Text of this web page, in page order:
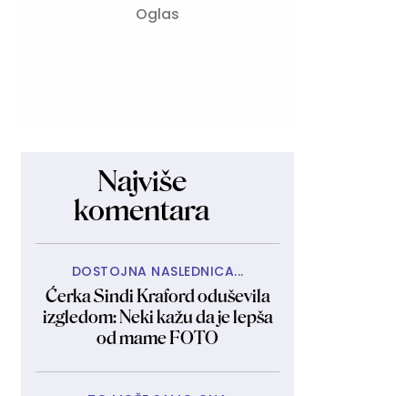
Najviše
komentara
DOSTOJNA NASLEDNICA...
Ćerka Sindi Kraford oduševila
izgledom: Neki kažu da je lepša
od mame FOTO